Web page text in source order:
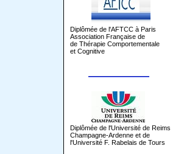
Diplômée de l'AFTCC à Paris
Association Française de
de Thérapie Comportementale
et Cognitive
Diplômée de l'Université de Reims
Champagne-Ardenne et de
l'Université F. Rabelais de Tours